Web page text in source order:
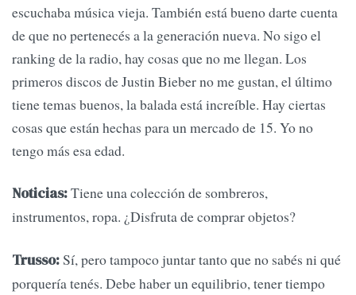
escuchaba música vieja. También está bueno darte cuenta
de que no pertenecés a la generación nueva. No sigo el
ranking de la radio, hay cosas que no me llegan. Los
primeros discos de Justin Bieber no me gustan, el último
tiene temas buenos, la balada está increíble. Hay ciertas
cosas que están hechas para un mercado de 15. Yo no
tengo más esa edad.
Noticias:Tiene una colección de sombreros,
instrumentos, ropa. ¿Disfruta de comprar objetos?
Trusso:Sí, pero tampoco juntar tanto que no sabés ni qué
porquería tenés. Debe haber un equilibrio, tener tiempo